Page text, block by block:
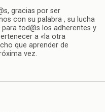
gracias por ser
con su palabra , su lucha
tod@s los adherentes y
a «la otra
que aprender de
vez.